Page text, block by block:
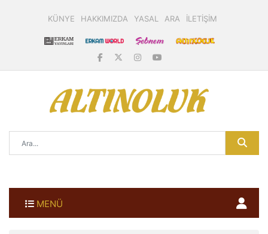
KÜNYE HAKKIMIZDA YASAL ARA İLETİŞİM
MENÜ